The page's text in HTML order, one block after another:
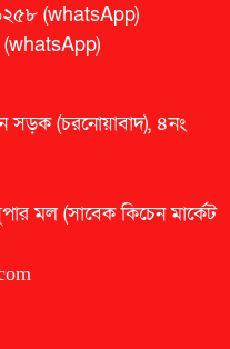
(whatsApp)
সড়ক (চরনোয়াবাদ), ৪নং
মল (সাবেক কিচেন মার্কেট